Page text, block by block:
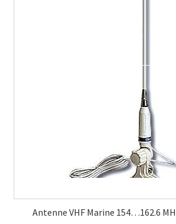
Antenne VHF Marine 154…162.6